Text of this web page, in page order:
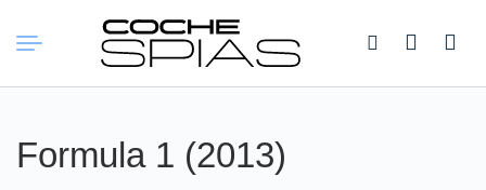
Buscar:
Formula 1 (2013)